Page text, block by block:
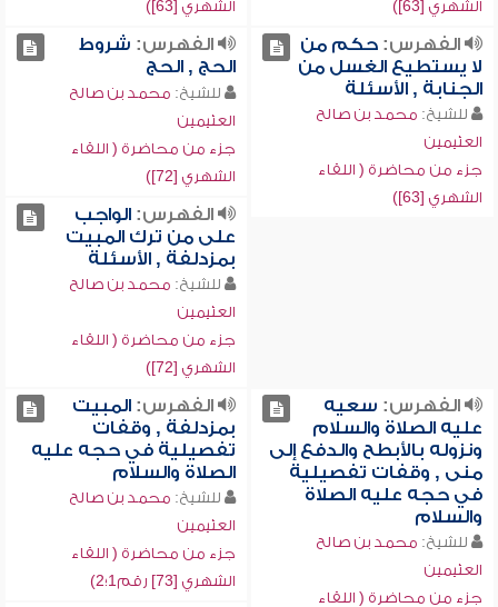
الشهري [63])
الشهري [63])
الفهرس:حكم من
لا يستطيع الغسل من
الجنابة , الأسئلة
للشيخ: محمد بن صالح
العثيمين
جزء من محاضرة ( اللقاء
الشهري [63])
الفهرس: شروط
الحج , الحج
للشيخ: محمد بن صالح
العثيمين
جزء من محاضرة ( اللقاء
الشهري [72])
الفهرس:الواجب
على من ترك المبيت
بمزدلفة , الأسئلة
للشيخ: محمد بن صالح
العثيمين
جزء من محاضرة ( اللقاء
الشهري [72])
الفهرس: سعيه
عليه الصلاة والسلام
ونزوله بالأبطح والدفع إلى
منى , وقفات تفصيلية
في حجه عليه الصلاة
والسلام
للشيخ: محمد بن صالح
العثيمين
جزء من محاضرة ( اللقاء
الفهرس:المبيت
بمزدلفة , وقفات
تفصيلية في حجه عليه
الصلاة والسلام
للشيخ: محمد بن صالح
العثيمين
جزء من محاضرة ( اللقاء
الشهري [73] رقم1؛2)